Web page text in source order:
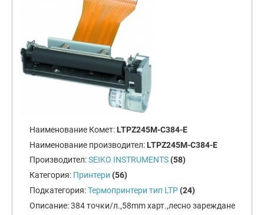
Наименование Комет: LTPZ245M-C384-E
Наименование производител: LTPZ245M-C384-E
Производител:SEIKO INSTRUMENTS (58)
Категория: Принтери (56)
Подкатегория:Термопринтери тип LTP (24)
Описание:384 точки/л.,58mm харт.,лесно зареждане